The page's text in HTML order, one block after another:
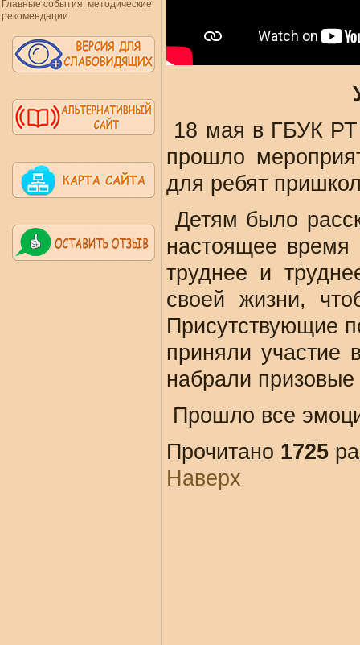
Главные события. методические
рекомендации
18 мая в ГБУК РТ
прошло
для ребят
Детям было
настоящее время
труднее и
своей жизни,
Присутствующие
приняли участие
набрали
Прошло все
Прочитано 1725
Наверх